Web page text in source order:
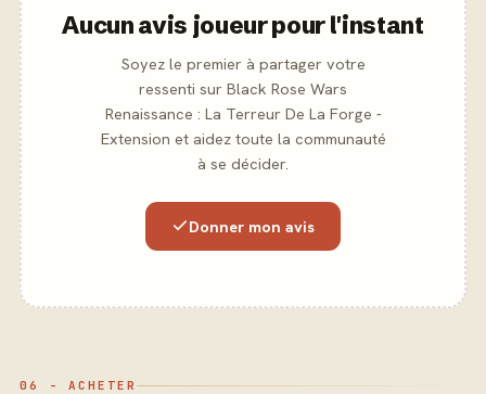
Aucun avis joueur pour l'instant
Soyez le premier à partager votre
ressenti sur Black Rose Wars
Renaissance : La Terreur De La Forge -
Extension et aidez toute la communauté
à se décider.
Donner mon avis
06 - ACHETER